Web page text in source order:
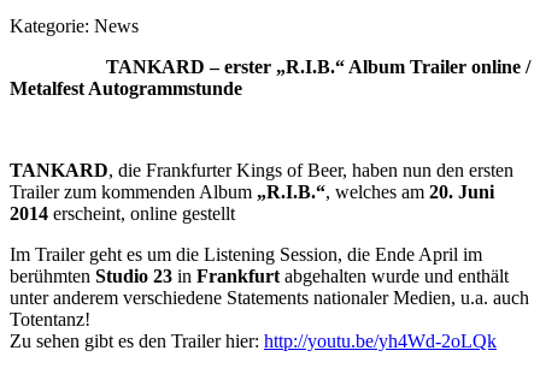
Kategorie: News
TANKARD – erster „R.I.B.“ Album Trailer online /
Metalfest Autogrammstunde
TANKARD, die Frankfurter Kings of Beer, haben nun den ersten
Trailer zum kommenden Album „R.I.B.“, welches am 20. Juni
2014 erscheint, online gestellt
Im Trailer geht es um die Listening Session, die Ende April im
berühmten Studio 23 in Frankfurt abgehalten wurde und enthält
unter anderem verschiedene Statements nationaler Medien, u.a. auch
Totentanz!
Zu sehen gibt es den Trailer hier: http://youtu.be/yh4Wd-2oLQk